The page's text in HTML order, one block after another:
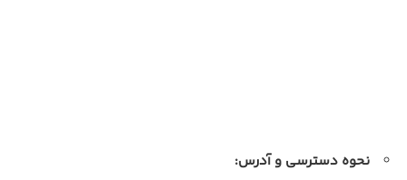
نحوه دسترسی و آدرس: